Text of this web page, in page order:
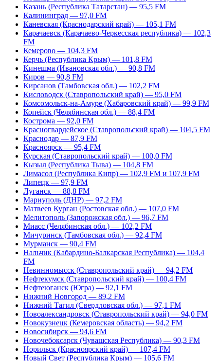
Казань (Республика Татарстан) — 95,5 FM
Калининград — 97,0 FM
Каневская (Краснодарский край) — 105,1 FM
Карачаевск (Карачаево-Черкесская республика) — 102,3
FM
Кемерово — 104,3 FM
Керчь (Республика Крым) — 101,8 FM
Кинешма (Ивановская обл.) — 90,8 FM
Киров — 90,8 FM
Кирсанов (Тамбовская обл.) — 102,2 FM
Кисловодск (Ставропольский край) — 95,0 FM
Комсомольск-на-Амуре (Хабаровский край) — 99,9 FM
Копейск (Челябинская обл.) — 88,4 FM
Кострома — 92,0 FM
Красногвардейское (Ставропольский край) — 104,5 FM
Краснодар — 87,9 FM
Красноярск — 95,4 FM
Курская (Ставропольский край) — 100,0 FM
Кызыл (Республика Тыва) — 104,8 FM
Лимасол (Республика Кипр) — 102,9 FM и 107,9 FM
Липецк — 97,9 FM
Луганск — 88,8 FM
Мариуполь (ДНР) — 97,2 FM
Матвеев Курган (Ростовская обл.) — 107,0 FM
Мелитополь (Запорожская обл.) — 96,7 FM
Миасс (Челябинская обл.) — 102,2 FM
Мичуринск (Тамбовская обл.) — 92,4 FM
Мурманск — 90,4 FM
Нальчик (Кабардино-Балкарская Республика) — 104,4
FM
Невинномысск (Ставропольский край) — 94,2 FM
Нефтекумск (Ставропольский край) — 100,4 FM
Нефтеюганск (Югра) — 92,1 FM
Нижний Новгород — 89,2 FM
Нижний Тагил (Свердловская обл.) — 97,1 FM
Новоалександровск (Ставропольский край) — 94,0 FM
Новокузнецк (Кемеровская область) — 94,2 FM
Новосибирск — 94,6 FM
Новочебоксарск (Чувашская Республика) — 90,3 FM
Норильск (Красноярский край) — 107,4 FM
Новый Свет (Республика Крым) — 105,6 FM